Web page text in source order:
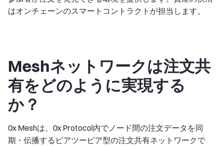
はオンチェーンのスマートコントラクトが担当します。
Meshネットワークは注文共
有をどのように実現する
か？
0x Meshは、0x Protocol内でノード間の注文データを同
期・伝播するピアツーピア型の注文共有ネットワークで